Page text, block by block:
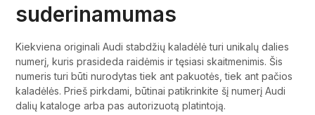
suderinamumas
Kiekviena originali Audi stabdžių kaladėlė turi unikalų dalies
numerį, kuris prasideda raidėmis ir tęsiasi skaitmenimis. Šis
numeris turi būti nurodytas tiek ant pakuotės, tiek ant pačios
kaladėlės. Prieš pirkdami, būtinai patikrinkite šį numerį Audi
dalių kataloge arba pas autorizuotą platintoją.